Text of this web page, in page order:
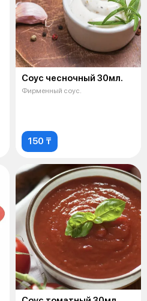
Соус чесночный 30мл.
Фирменный соус.
150 ₸